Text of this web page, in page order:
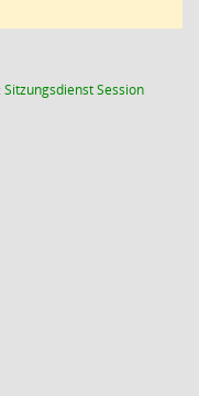
SitzungsdienstSession(Wird in